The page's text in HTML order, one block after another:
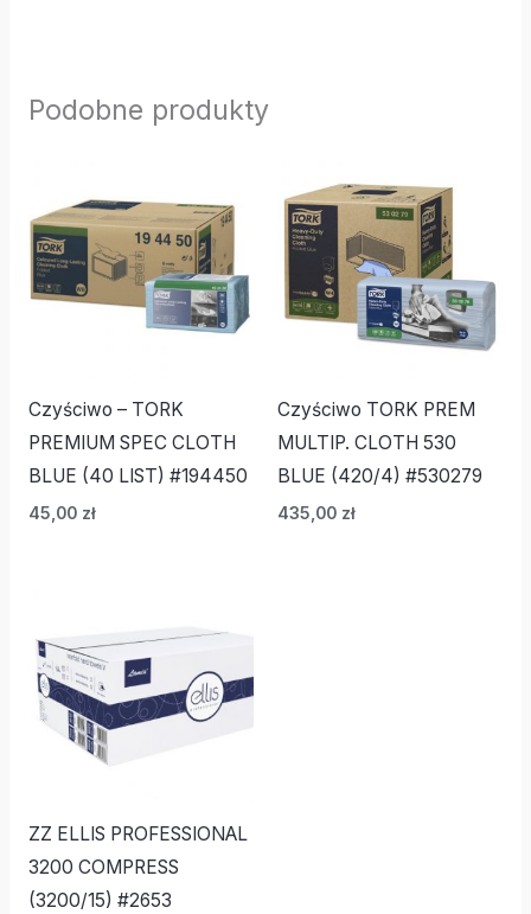
Podobne produkty
Czyściwo – TORK
PREMIUM SPEC CLOTH
BLUE (40 LIST) #194450
45,00 zł
Czyściwo TORK PREM
MULTIP. CLOTH 530
BLUE (420/4) #530279
435,00 zł
ZZ ELLIS PROFESSIONAL
3200 COMPRESS
(3200/15) #2653